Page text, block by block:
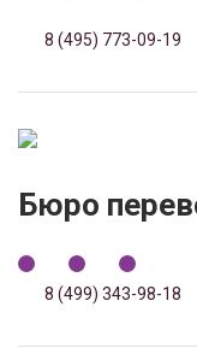
8 (495) 773-09-19
Бюро
8 (499) 343-98-18